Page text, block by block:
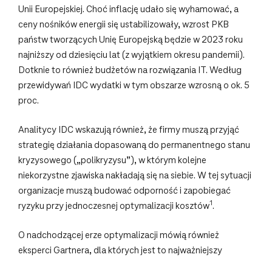
Unii Europejskiej. Choć inflację udało się wyhamować, a
ceny nośników energii się ustabilizowały, wzrost PKB
państw tworzących Unię Europejską będzie w 2023 roku
najniższy od dziesięciu lat (z wyjątkiem okresu pandemii).
Dotknie to również budżetów na rozwiązania IT. Według
przewidywań IDC wydatki w tym obszarze wzrosną o ok. 5
proc.
Analitycy IDC wskazują również, że firmy muszą przyjąć
strategię działania dopasowaną do permanentnego stanu
kryzysowego („polikryzysu”), w którym kolejne
niekorzystne zjawiska nakładają się na siebie. W tej sytuacji
organizacje muszą budować odporność i zapobiegać
ryzyku przy jednoczesnej optymalizacji kosztów1.
O nadchodzącej erze optymalizacji mówią również
eksperci Gartnera, dla których jest to najważniejszy